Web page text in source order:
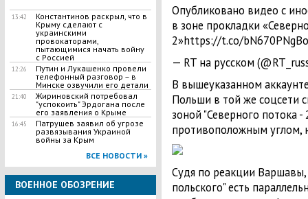
13:42
Константинов раскрыл, что в
Крыму сделают с
украинскими
провокаторами,
пытающимися начать войну
с Россией
12:26
​Путин и Лукашенко провели
телефонный разговор – в
Минске озвучили его детали
21:40
Жириновский потребовал
"успокоить" Эрдогана после
его заявления о Крыме
16:45
Патрушев заявил об угрозе
развязывания Украиной
войны за Крым
ВСЕ НОВОСТИ »
ВОЕННОЕ ОБОЗРЕНИЕ
Опубликовано видео с
в зоне прокладки
2»https://t.co/
— RT на русском
В вышеуказанном
Польши в той же соцсети
зоной "Северного потока
противоположным углом,
Судя по реакции
польского" есть